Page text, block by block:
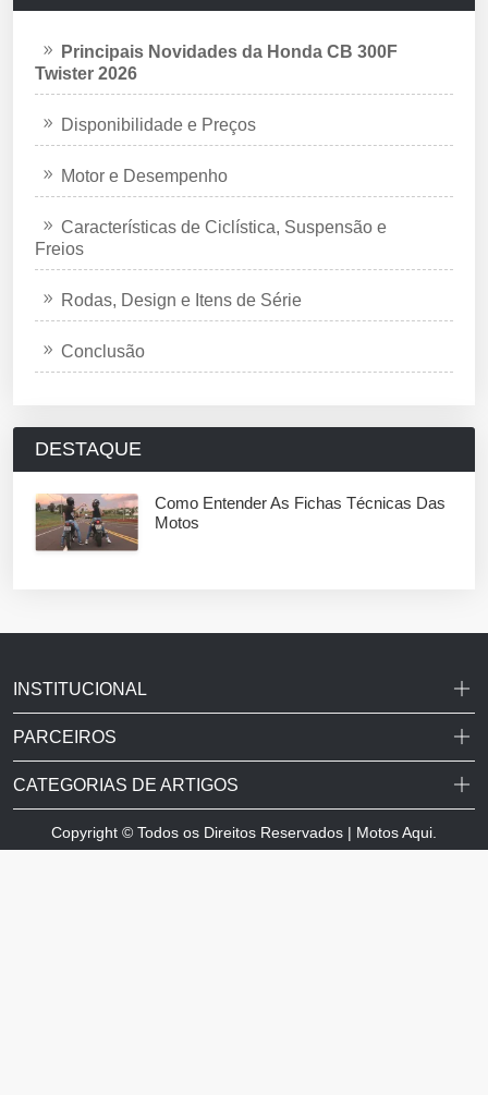
Principais Novidades da Honda CB 300F
Twister 2026
Disponibilidade e Preços
Motor e Desempenho
Características de Ciclística, Suspensão e
Freios
Rodas, Design e Itens de Série
Conclusão
DESTAQUE
Como Entender As Fichas Técnicas Das
Motos
INSTITUCIONAL
PARCEIROS
CATEGORIAS DE ARTIGOS
Copyright © Todos os Direitos Reservados | Motos Aqui.